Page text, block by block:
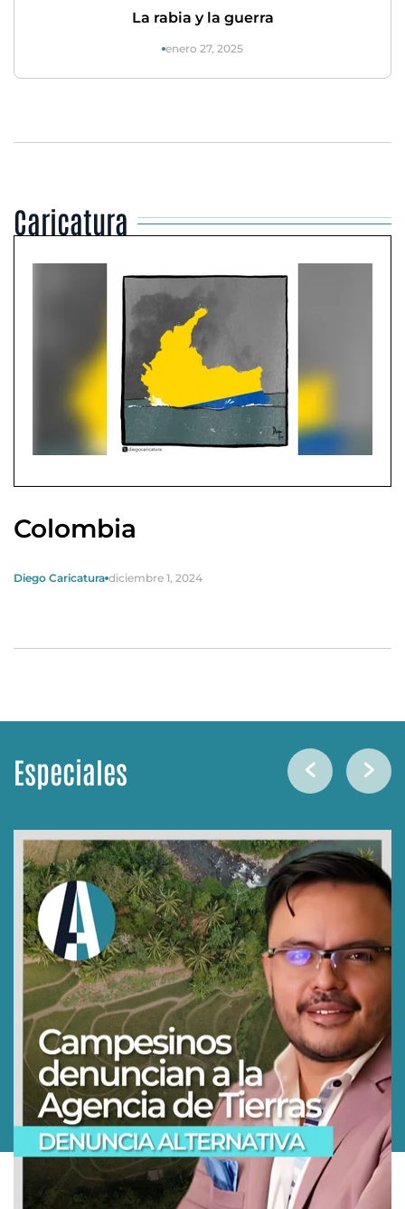
La rabia y la guerra
enero 27, 2025
Caricatura
Colombia
Diego Caricatura diciembre 1, 2024
Especiales